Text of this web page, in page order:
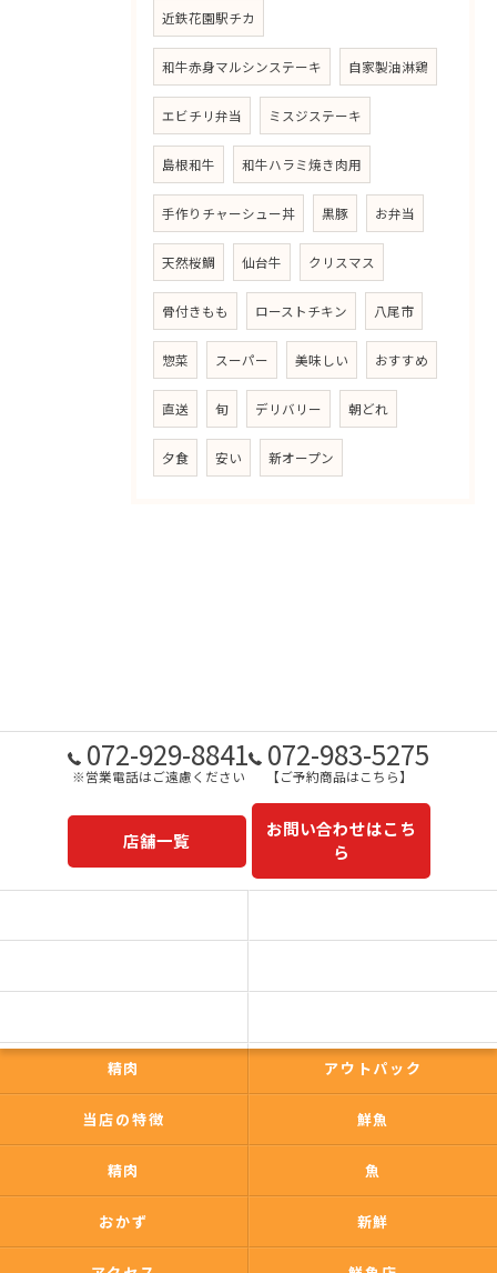
近鉄花園駅チカ
和牛赤身マルシンステーキ 自家製油淋鶏
エビチリ弁当 ミスジステーキ
島根和牛 和牛ハラミ焼き肉用
手作りチャーシュー丼 黒豚 お弁当
天然桜鯛 仙台牛 クリスマス
骨付きもも ローストチキン 八尾市
惣菜 スーパー 美味しい おすすめ
直送 旬 デリバリー 朝どれ
夕食 安い 新オープン
072-929-8841
※営業電話はご遠慮ください
072-983-5275
【ご予約商品はこちら】
店舗一覧
お問い合わせはこち
ら
精肉 アウトパック
当店の特徴 鮮魚
精肉 魚
おかず 新鮮